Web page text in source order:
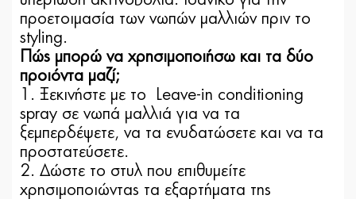
προετοιμασία των νωπών μαλλιών πριν το
styling.
Πώς μπορώ να χρησιμοποιήσω και τα δύο
προιόντα μαζί;
1. Ξεκινήστε με το Leave-in conditioning
spray σε νωπά μαλλιά για να τα
ξεμπερδέψετε, να τα ενυδατώσετε και να τα
προστατεύσετε.
2. Δώστε το στυλ που επιθυμείτε
χρησιμοποιώντας τα εξαρτήματα της